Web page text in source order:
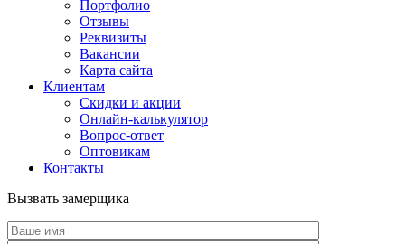
Портфолио
Отзывы
Реквизиты
Вакансии
Карта сайта
Клиентам
Скидки и акции
Онлайн-калькулятор
Вопрос-ответ
Оптовикам
Контакты
Вызвать замерщика